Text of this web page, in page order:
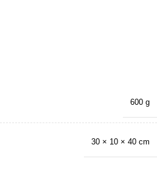
600 g
30 × 10 × 40 cm